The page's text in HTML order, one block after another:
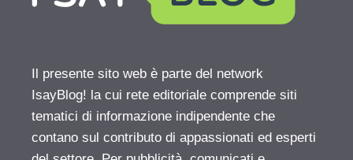
Il presente sito web è parte del network
IsayBlog! la cui rete editoriale comprende siti
tematici di informazione indipendente che
contano sul contributo di appassionati ed esperti